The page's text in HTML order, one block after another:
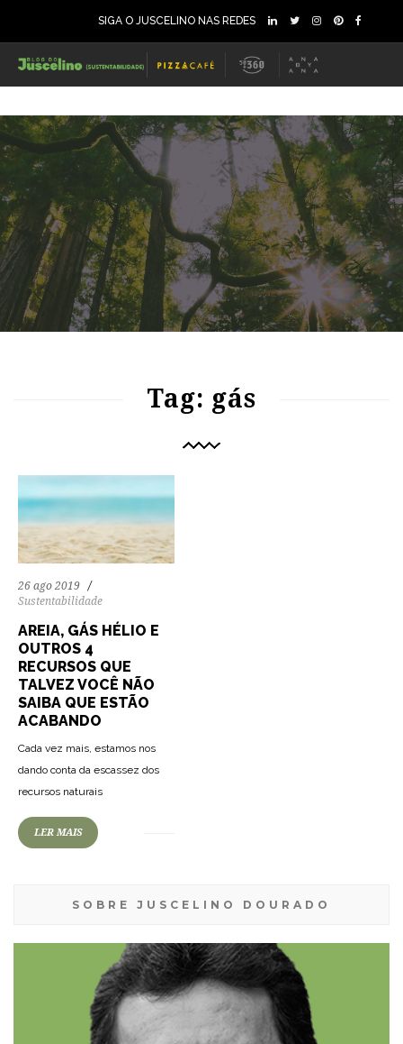
SIGA O JUSCELINO NAS REDES
Tag: gás
26 ago 2019
Sustentabilidade
AREIA, GÁS HÉLIO E
OUTROS 4
RECURSOS QUE
TALVEZ VOCÊ NÃO
SAIBA QUE ESTÃO
ACABANDO
Cada vez mais, estamos nos
dando conta da escassez dos
recursos naturais
LER MAIS
SOBRE JUSCELINO DOURADO